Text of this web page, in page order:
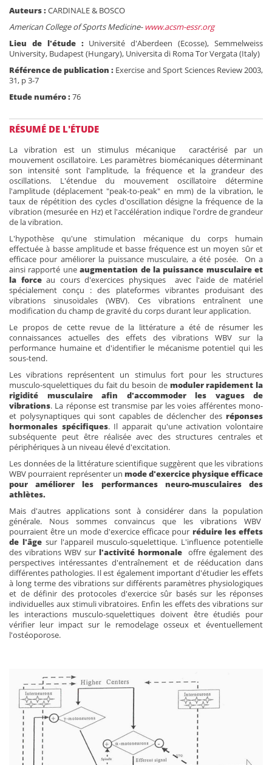
Auteurs :CARDINALE & BOSCO
American College of Sports Medicine-www.acsm-essr.org
Lieu de l'étude : Université d'Aberdeen (Ecosse), Semmelweiss
University, Budapest (Hungary), Universita di Roma Tor Vergata (Italy)
Référence de publication : Exercise and Sport Sciences Review 2003,
31, p 3-7
Etude numéro :76
RÉSUMÉ DE L'ÉTUDE
La vibration est un stimulus mécanique caractérisé par un
mouvement oscillatoire. Les paramètres biomécaniques déterminant
son intensité sont l'amplitude, la fréquence et la grandeur des
oscillations. L'étendue du mouvement oscillatoire détermine
l'amplitude (déplacement "peak-to-peak" en mm) de la vibration, le
taux de répétition des cycles d'oscillation désigne la fréquence de la
vibration (mesurée en Hz) et l'accélération indique l'ordre de grandeur
de la vibration.
L'hypothèse qu'une stimulation mécanique du corps humain
effectuée à basse amplitude et basse fréquence est un moyen sûr et
efficace pour améliorer la puissance musculaire, a été posée. On a
ainsi rapporté uneaugmentation de la puissance musculaire et
la forceau cours d'exercices physiques avec l'aide de matériel
spécialement conçu : des plateformes vibrantes produisant des
vibrations sinusoïdales (WBV). Ces vibrations entraînent une
modification du champ de gravité du corps durant leur application.
Le propos de cette revue de la littérature a été de résumer les
connaissances actuelles des effets des vibrations WBV sur la
performance humaine et d'identifier le mécanisme potentiel qui les
sous-tend.
Les vibrations représentent un stimulus fort pour les structures
musculo-squelettiques du fait du besoin de moduler rapidement la
rigidité musculaire afin d'accommoder les vagues de
vibrations. La réponse est transmise par les voies afférentes mono-
et polysynaptiques qui sont capables de déclencher des réponses
hormonales spécifiques. Il apparait qu'une activation volontaire
subséquente peut être réalisée avec des structures centrales et
périphériques à un niveau élevé d'excitation.
Les données de la littérature scientifique suggèrent que les vibrations
WBV pourraient représenter un mode d'exercice physique efficace
pour
améliorer les performances neuro-musculaires des
athlètes.
Mais d'autres applications sont à considérer dans la population
générale. Nous sommes convaincus que les vibrations WBV
pourraient être un mode d'exercice efficace pour réduire les effets
de l'âgesur l'appareil musculo-squelettique. L'influence potentielle
des vibrations WBV sur l'activité hormonale offre également des
perspectives intéressantes d'entraînement et de rééducation dans
différentes pathologies. Il est également important d'étudier les effets
à long terme des vibrations sur différents paramètres physiologiques
et de définir des protocoles d'exercice sûr basés sur les réponses
individuelles aux stimuli vibratoires. Enfin les effets des vibrations sur
les interactions musculo-squelettiques doivent être étudiés pour
vérifier leur impact sur le remodelage osseux et éventuellement
l'ostéoporose.